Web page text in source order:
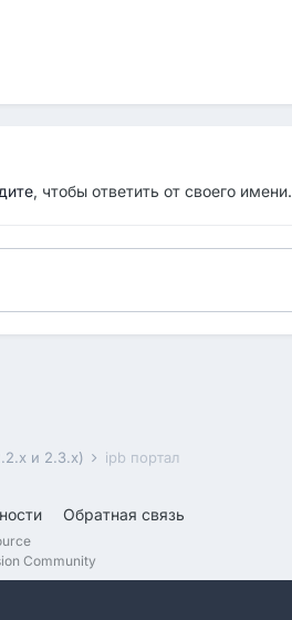
, чтобы ответить от своего имени.
и 2.3.x) ipb портал
Обратная связь
Community